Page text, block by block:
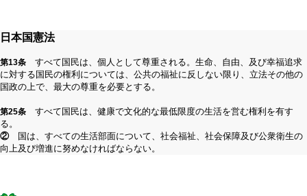
日本国憲法
第13条 すべて国民は、個人として尊重される。生命、自由、及び幸福追求
に対する国民の権利については、公共の福祉に反しない限り、立法その他の
国政の上で、最大の尊重を必要とする。
第25条 すべて国民は、健康で文化的な最低限度の生活を営む権利を有す
る。
②国は、すべての生活部面について、社会福祉、社会保障及び公衆衛生の
向上及び増進に努めなければならない。